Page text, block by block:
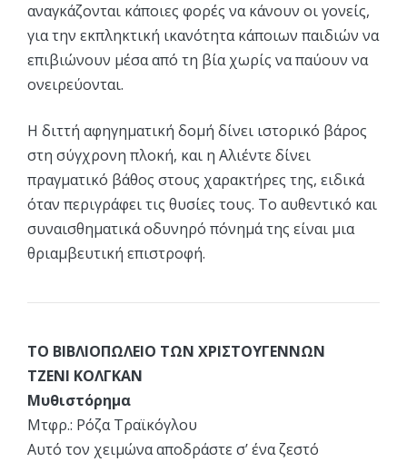
αναγκάζονται κάποιες φορές να κάνουν οι γονείς,
για την εκπληκτική ικανότητα κάποιων παιδιών να
επιβιώνουν μέσα από τη βία χωρίς να παύουν να
ονειρεύονται.
Η διττή αφηγηματική δομή δίνει ιστορικό βάρος
στη σύγχρονη πλοκή, και η Αλιέντε δίνει
πραγματικό βάθος στους χαρακτήρες της, ειδικά
όταν περιγράφει τις θυσίες τους. Το αυθεντικό και
συναισθηματικά οδυνηρό πόνημά της είναι μια
θριαμβευτική επιστροφή.
ΤΟ ΒΙΒΛΙΟΠΩΛΕΙΟ ΤΩΝ ΧΡΙΣΤΟΥΓΕΝΝΩΝ
ΤΖΕΝΙ ΚΟΛΓΚΑΝ
Μυθιστόρημα
Μτφρ.: Ρόζα Τραϊκόγλου
Αυτό τον χειμώνα αποδράστε σ’ ένα ζεστό